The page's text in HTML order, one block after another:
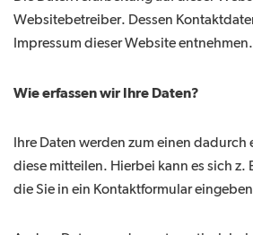
Websitebetreiber. Dessen
Impressum dieser Website entnehmen.
Wie erfassen wir Ihre Daten?
Ihre Daten werden zum einen dadurch
diese mitteilen. Hierbei kann es sich z.
die Sie in ein Kontaktformular